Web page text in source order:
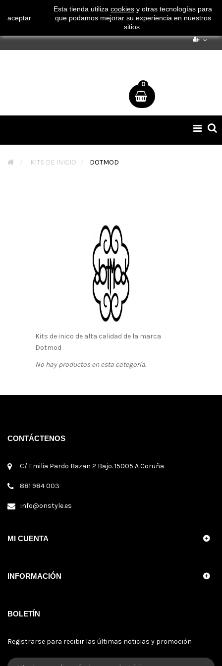
¡ Consigue tu envío gratuito por compras superiores a 50€
!
0
de
> KITS DE INICIO > DOTMOD
Kits de inico de alta calidad de la marca
Dotmod
No hay productos en esta categoría.
CONTÁCTENOS
C/ Emilia Pardo Bazan 2 Bajo. 15005 A Coruña
881 984 003
info@onstyle.es
MI CUENTA
INFORMACIÓN
BOLETÍN
Registrarse para recibir las últimas noticias y promoción
aceptar
Esta tienda utiliza cookies y otras tecnologías para
que podamos mejorar su experiencia en nuestros
sitios.